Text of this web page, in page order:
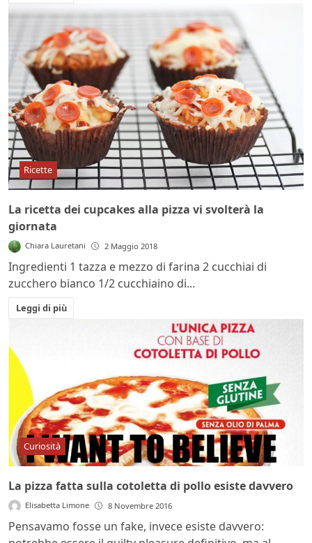
Ricette
La ricetta dei cupcakes alla pizza vi svolterà la
giornata
Chiara Lauretani 2 Maggio 2018
Ingredienti 1 tazza e mezzo di farina 2 cucchiai di
zucchero bianco 1/2 cucchiaino di...
Leggi di più
Curiosità
La pizza fatta sulla cotoletta di pollo esiste davvero
Elisabetta Limone 8 Novembre 2016
Pensavamo fosse un fake, invece esiste davvero: